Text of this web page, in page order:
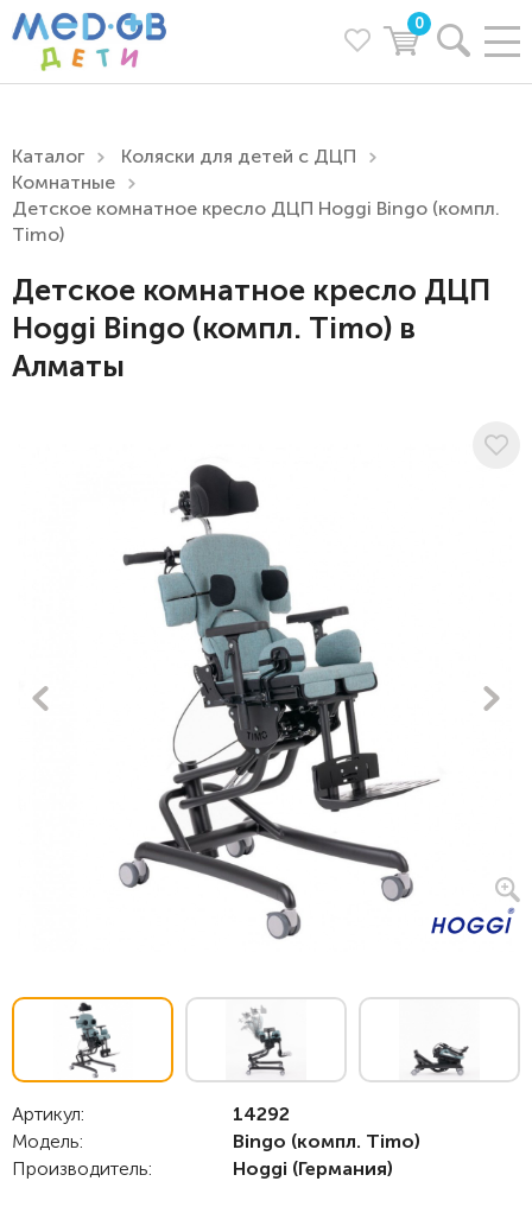
0
Каталог
Коляски для детей с ДЦП
Комнатные
Детское комнатное кресло ДЦП Hoggi Bingo (компл.
Timo)
Детское комнатное кресло ДЦП
Hoggi Bingo (компл. Timo) в
Алматы
Артикул:
14292
Модель:
Bingo (компл. Timo)
Производитель:
Hoggi (Германия)